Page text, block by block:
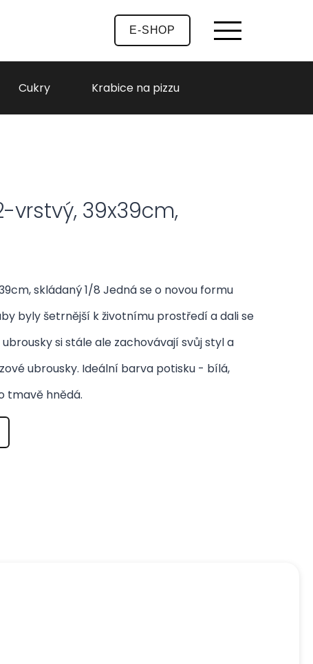
E-SHOP
Cukry Krabice na pizzu
vrstvý, 39x39cm,
skládaný 1/8 Jedná se o novou formu
byly šetrnější k životnímu prostředí a dali se
si stále ale zachovávají svůj styl a
ubrousky. Ideální barva potisku - bílá,
tmavě hnědá.